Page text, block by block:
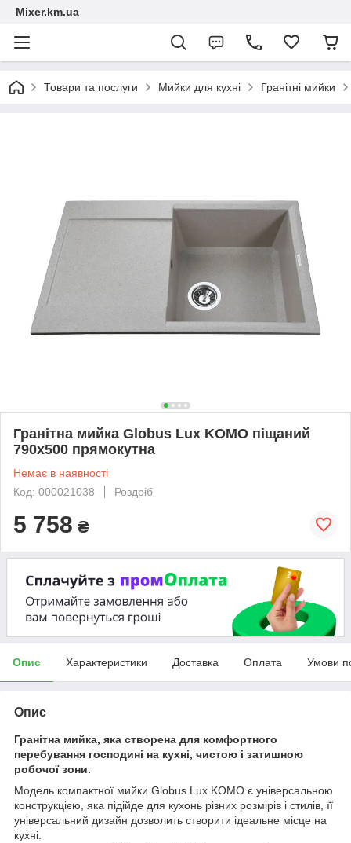
Mixer.km.ua
Товари та послуги Мийки для кухні Гранітні мийки
Гранітна мийка Globus Lux KOMO піщаний
790х500 прямокутна
Немає в наявності
Код: 000021038
Роздріб
5 758 ₴
Опис Характеристики Доставка Оплата Умови
Опис
Гранітна мийка, яка створена для комфортного
перебування господині на кухні, чистою і затишною
робочої зони.
Модель компактної мийки Globus Lux KOMO є універсальною
конструкцією, яка підійде для кухонь різних розмірів і стилів, її
універсальний дизайн дозволить створити ідеальне місце на
кухні.